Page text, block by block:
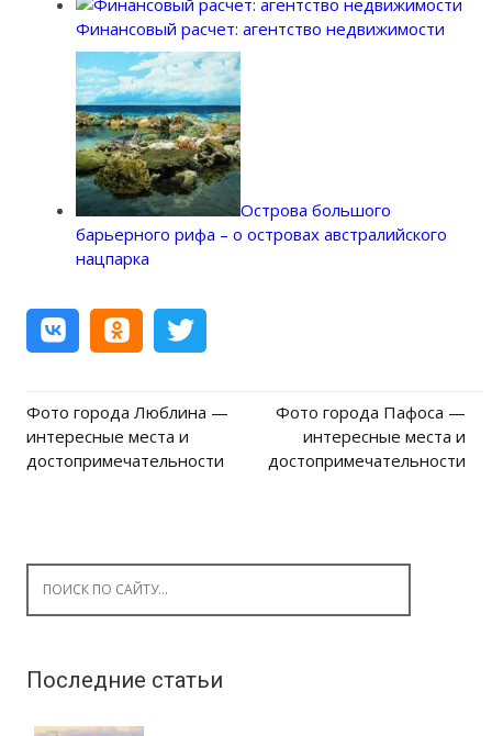
Финансовый расчет: агентство недвижимости
Острова большого
барьерного рифа – о островах австралийского
нацпарка
Post navigation
Фото города Люблина —
интересные места и
достопримечательности
Фото города Пафоса —
интересные места и
достопримечательности
Последние статьи